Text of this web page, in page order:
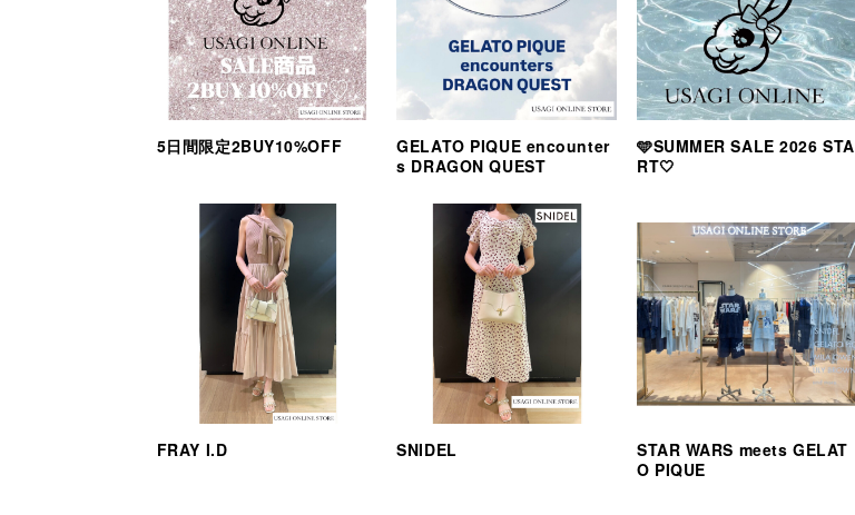
5日間限定2BUY10%OFF
GELATO PIQUE encounter
s DRAGON QUEST
🩵SUMMER SALE 2026 STA
RT🤍
FRAY I.D SNIDEL
STAR WARS meets GELAT
O PIQUE